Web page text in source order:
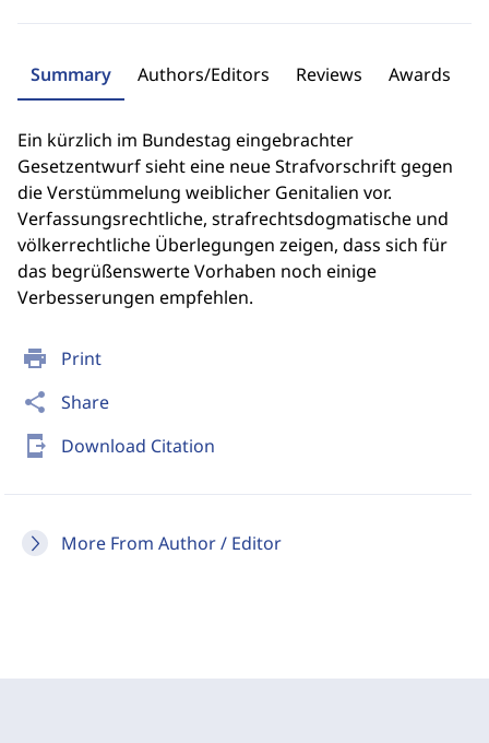
print Print
share Share
send_to_mobile Download Citation
More From Author / Editor
Summary Authors/Editors Reviews Awards
Ein kürzlich im Bundestag eingebrachter
Gesetzentwurf sieht eine neue Strafvorschrift gegen
die Verstümmelung weiblicher Genitalien vor.
Verfassungsrechtliche, strafrechtsdogmatische und
völkerrechtliche Überlegungen zeigen, dass sich für
das begrüßenswerte Vorhaben noch einige
Verbesserungen empfehlen.